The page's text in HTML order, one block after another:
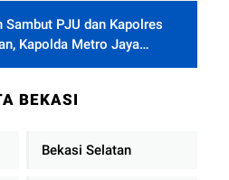
Sambut PJU dan Kapolres
Kapolda Metro Jaya
Pelayanan Publik
BEKASI
Bekasi Selatan